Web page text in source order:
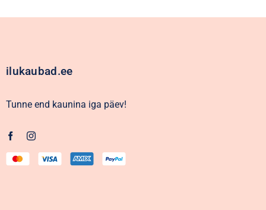
ilukaubad.ee
Tunne end kaunina iga päev!